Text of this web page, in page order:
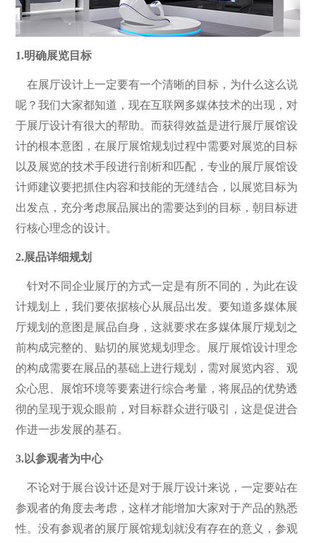
1.明确展览目标
在展厅设计上一定要有一个清晰的目标，为什么这么说
呢？我们大家都知道，现在互联网多媒体技术的出现，对
于展厅设计有很大的帮助。而获得效益是进行展厅展馆设
计的根本意图，在展厅展馆规划过程中需要对展览的目标
以及展览的技术手段进行剖析和匹配，专业的展厅展馆设
计师建议要把抓住内容和技能的无缝结合，以展览目标为
出发点，充分考虑展品展出的需要达到的目标，朝目标进
行核心理念的设计。
2.展品详细规划
针对不同企业展厅的方式一定是有所不同的，为此在设
计规划上，我们要依据核心从展品出发。要知道多媒体展
厅规划的意图是展品自身，这就要求在多媒体展厅规划之
前构成完整的、贴切的展览规划理念。展厅展馆设计理念
的构成需要在展品的基础上进行规划，需对展览内容、观
众心思、展馆环境等要素进行综合考量，将展品的优势透
彻的呈现于观众眼前，对目标群众进行吸引，这是促进合
作进一步发展的基石。
3.以参观者为中心
不论对于展台设计还是对于展厅设计来说，一定要站在
参观者的角度去考虑，这样才能增加大家对于产品的熟悉
性。没有参观者的展厅展馆规划就没有存在的意义，参观